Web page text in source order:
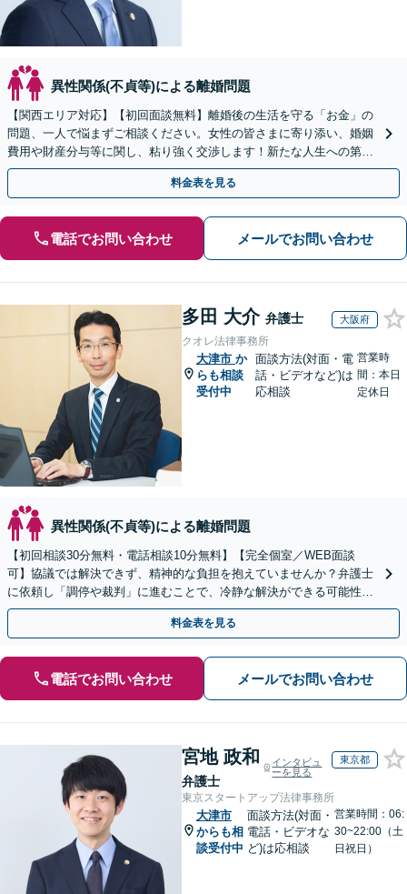
異性関係(不貞等)による離婚問題
【関西エリア対応】【初回面談無料】離婚後の生活を守る「お金」の
問題、一人で悩まずご相談ください。女性の皆さまに寄り添い、婚姻
費用や財産分与等に関し、粘り強く交渉します！新たな人生への第一
歩を全力でサポートいたします。【休日・夜間相談可】
料金表を見る
電話でお問い合わせ メールでお問い合わせ
多田 大介 弁護士 大阪府
クオレ法律事務所
大津市 か
らも相談
受付中
面談方法(対面・電
話・ビデオなど)は
応相談
営業時
間：本日
定休日
異性関係(不貞等)による離婚問題
【初回相談30分無料・電話相談10分無料】【完全個室／WEB面談
可】協議では解決できず、精神的な負担を抱えていませんか？弁護士
に依頼し「調停や裁判」に進むことで、冷静な解決ができる可能性も
【歴20年以上】の経験豊富な弁護士にご相談ください。
料金表を見る
電話でお問い合わせ メールでお問い合わせ
宮地 政和
弁護士
インタビュ
ーを見る
東京都
東京スタートアップ法律事務所
大津市
からも相
談受付中
面談方法(対面・
電話・ビデオな
ど)は応相談
営業時間：06:
30~22:00（土
日祝日）